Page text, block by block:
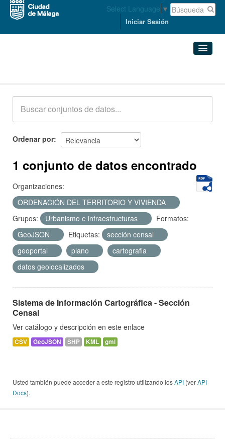
Select Language ▼
Iniciar Sesión
Acerca de
Ordenar por
1 conjunto de datos encontrado
Organizaciones:
ORDENACIÓN DEL TERRITORIO Y VIVIENDA
Grupos:
Urbanismo e infraestructuras
Formatos:
GeoJSON
Etiquetas:
sección censal
geoportal
plano
cartografia
datos geolocalizados
Sistema de Información Cartográfica - Sección
Censal
Ver catálogo y descripción en este enlace
CSV GeoJSON SHP KML gml
Usted también puede acceder a este registro utilizando losAPI (verAPI
Docs).